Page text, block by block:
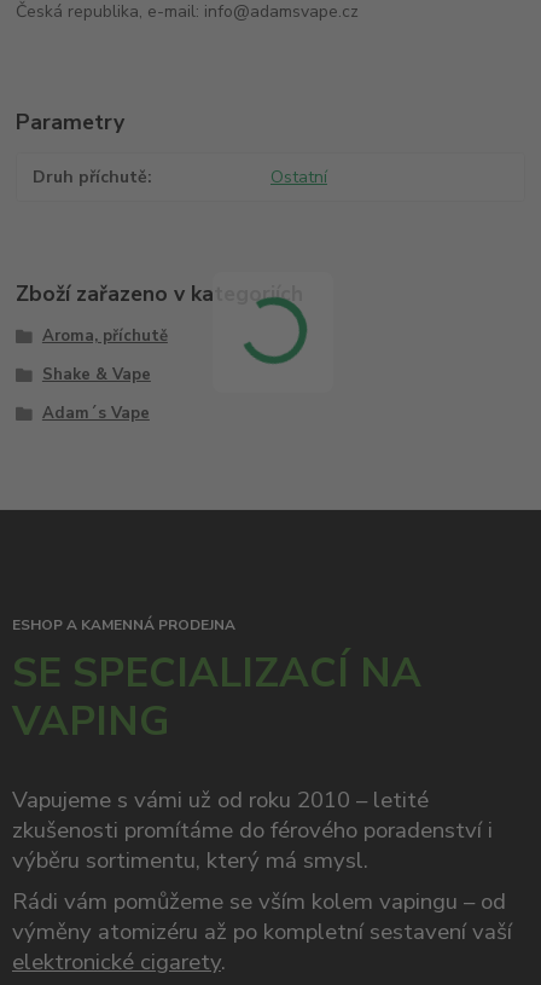
Česká republika, e-mail: info@adamsvape.cz
Parametry
Druh příchutě Ostatní
Zboží zařazeno v kategoriích
Aroma, příchutě
Shake & Vape
Adam´s Vape
ESHOP A KAMENNÁ PRODEJNA
SE SPECIALIZACÍ NA
VAPING
Vapujeme s vámi už od roku 2010 – letité
zkušenosti promítáme do férového poradenství i
výběru sortimentu, který má smysl.
Rádi vám pomůžeme se vším kolem vapingu – od
výměny atomizéru až po kompletní sestavení vaší
elektronické cigarety.